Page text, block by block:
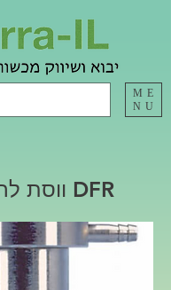
ME
NU
ווסת לחץ דגם DFR